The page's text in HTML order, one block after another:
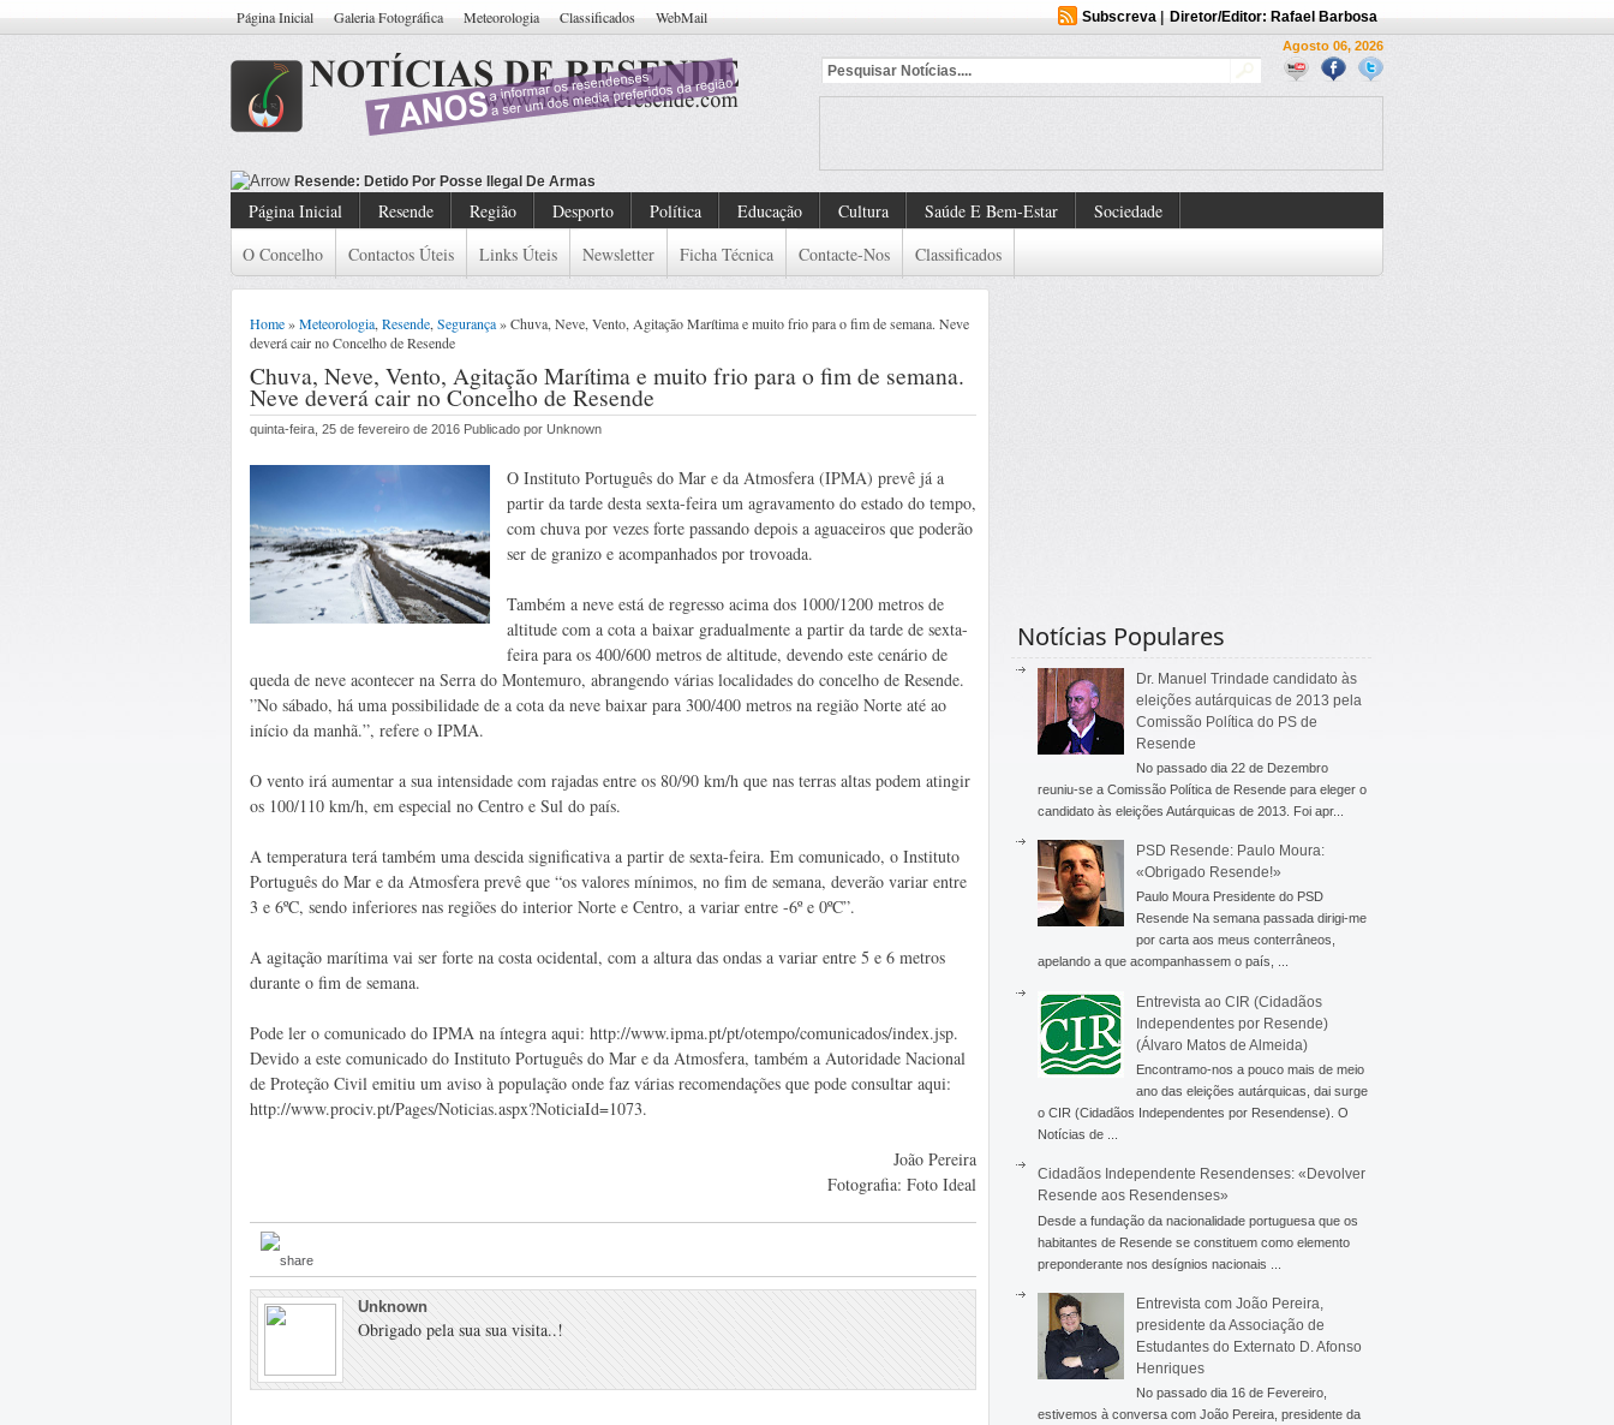
Página Inicial Galeria Fotográfica Meteorologia Classificados WebMail Subscreva| Diretor/Editor: Rafael Barbosa
Agosto 06, 2026
Resende: Detido
Página Inicial Resende Região Desporto Política Educação Cultura Saúde E Bem-Estar
Sociedade
O Concelho
Contactos Úteis Links Úteis Newsletter Ficha Técnica Contacte-Nos Classificados
Home»Meteorologia Resende Segurança» Chuva, Neve, Vento, Agitação Marítima e muito frio para o fim de semana. Neve
deverá cair no Concelho de Resende
Chuva, Neve, Vento, Agitação Marítima e muito frio para o fim de semana.
Neve deverá cair no Concelho de Resende
quinta-feira, 25 de fevereiro de 2016 Publicado por Unknown
O Instituto Português do Mar e da Atmosfera (IPMA) prevê já a
partir da tarde desta sexta-feira um agravamento do estado do tempo,
com chuva por vezes forte passando depois a aguaceiros que poderão
ser de granizo e acompanhados por trovoada.
Também a neve está de regresso acima dos 1000/1200 metros de
altitude com a cota a baixar gradualmente a partir da tarde de sexta-
feira para os 400/600 metros de altitude, devendo este cenário de
queda de neve acontecer na Serra do Montemuro, abrangendo várias localidades do concelho de Resende.
”No sábado, há uma possibilidade de a cota da neve baixar para 300/400 metros na região Norte até ao
início da manhã.”, refere o IPMA.
O vento irá aumentar a sua intensidade com rajadas entre os 80/90 km/h que nas terras altas podem atingir
os 100/110 km/h, em especial no Centro e Sul do país.
A temperatura terá também uma descida significativa a partir de sexta-feira. Em comunicado, o Instituto
Português do Mar e da Atmosfera prevê que “os valores mínimos, no fim de semana, deverão variar entre
3 e 6ºC, sendo inferiores nas regiões do interior Norte e Centro, a variar entre -6º e 0ºC”.
A agitação marítima vai ser forte na costa ocidental, com a altura das ondas a variar entre 5 e 6 metros
durante o fim de semana.
Pode ler o comunicado do IPMA na íntegra aqui: http://www.ipma.pt/pt/otempo/comunicados/index.jsp.
Devido a este comunicado do Instituto Português do Mar e da Atmosfera, também a Autoridade Nacional
de Proteção Civil emitiu um aviso à população onde faz várias recomendações que pode consultar aqui:
http://www.prociv.pt/Pages/Noticias.aspx?NoticiaId=1073.
João Pereira
Fotografia: Foto Ideal
Unknown
Obrigado pela sua sua visita..!
Notícias Populares
Dr. Manuel Trindade candidato às
eleições autárquicas de 2013 pela
Comissão Política do PS de
Resende
No passado dia 22 de Dezembro
reuniu-se a Comissão Política de Resende para eleger o
candidato às eleições Autárquicas de 2013. Foi apr...
PSD Resende: Paulo Moura:
«Obrigado Resende!»
Paulo Moura Presidente do PSD
Resende Na semana passada dirigi-me
por carta aos meus conterrâneos,
apelando a que acompanhassem o país, ...
Entrevista ao CIR (Cidadãos
Independentes por Resende)
(Álvaro Matos de Almeida)
Encontramo-nos a pouco mais de meio
ano das eleições autárquicas, dai surge
o CIR (Cidadãos Independentes por Resendense). O
Notícias de ...
Cidadãos Independente Resendenses: «Devolver
Resende aos Resendenses»
Desde a fundação da nacionalidade portuguesa que os
habitantes de Resende se constituem como elemento
preponderante nos desígnios nacionais ...
Entrevista com João Pereira,
presidente da Associação de
Estudantes do Externato D. Afonso
Henriques
No passado dia 16 de Fevereiro,
estivemos à conversa com João Pereira, presidente da